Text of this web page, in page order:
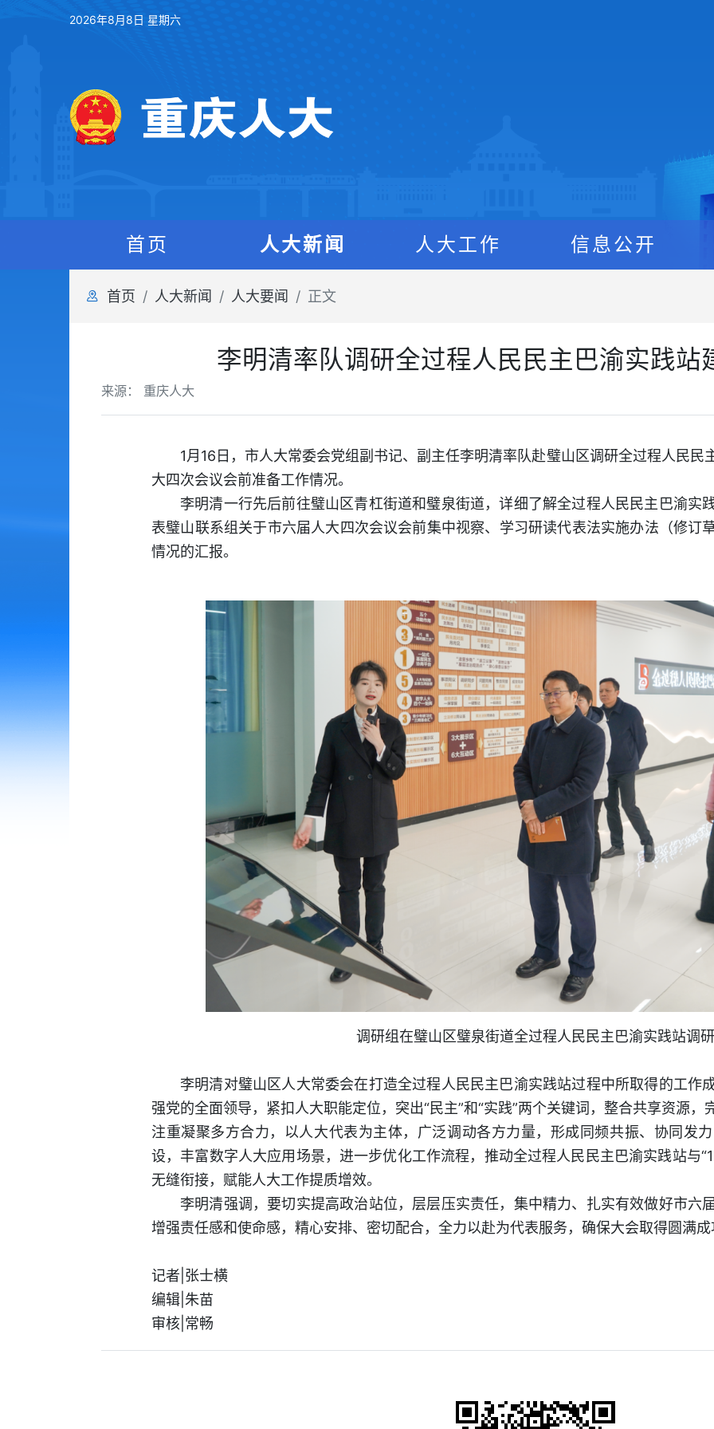
2026年8月8日 星期六
首页 人大新闻 人大工作 信息公开
首页 人大新闻 人大要闻 正文
李明清率队调研全过程人民民主巴渝实践站
来源： 重庆人大
1月16日，市人大常委会党组副书记、副主任李明清率队赴璧山区调研全过程人民民
大四次会议会前准备工作情况。
李明清一行先后前往璧山区青杠街道和璧泉街道，详细了解全过程人民民主巴渝实
表璧山联系组关于市六届人大四次会议会前集中视察、学习研读代表法实施办法（修订
情况的汇报。
调研组在璧山区璧泉街道全过程人民民主巴渝实践站调研
李明清对璧山区人大常委会在打造全过程人民民主巴渝实践站过程中所取得的工作
强党的全面领导，紧扣人大职能定位，突出“民主”和“实践”两个关键词，整合共享资源
注重凝聚多方合力，以人大代表为主体，广泛调动各方力量，形成同频共振、协同发
设，丰富数字人大应用场景，进一步优化工作流程，推动全过程人民民主巴渝实践站与
无缝衔接，赋能人大工作提质增效。
李明清强调，要切实提高政治站位，层层压实责任，集中精力、扎实有效做好市六
增强责任感和使命感，精心安排、密切配合，全力以赴为代表服务，确保大会取得圆满
记者|张士横
编辑|朱苗
审核|常畅